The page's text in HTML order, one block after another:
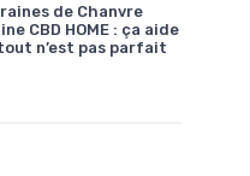
de Chanvre
CBD HOME : ça aide
n’est pas parfait